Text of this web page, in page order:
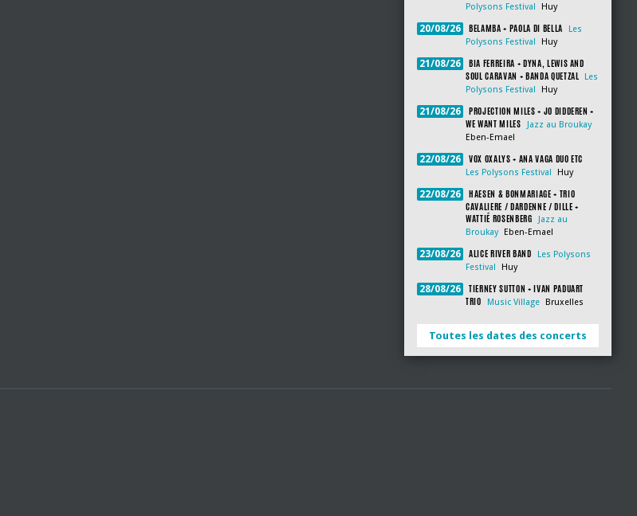
Polysons Festival
Huy
20/08/26 BELAMBA + PAOLA DI BELLA
Les
Polysons Festival
Huy
21/08/26
BIA FERREIRA + DYNA, LEWIS AND
SOUL CARAVAN + BANDA QUETZAL
Les
Polysons Festival
Huy
21/08/26
PROJECTION MILES + JO DIDDEREN +
WE WANT MILES
Jazz au Broukay
Eben-Emael
22/08/26 VOX OXALYS + ANA VAGA DUO ETC
Les Polysons Festival Huy
22/08/26
HAESEN & BONMARIAGE + TRIO
CAVALIERE / DARDENNE / DILLE +
WATTIÉ ROSENBERG
Jazz au
Broukay
Eben-Emael
23/08/26 ALICE RIVER BAND
Les Polysons
Festival
Huy
28/08/26
TIERNEY SUTTON + IVAN PADUART
TRIO
Music Village Bruxelles
Toutes les dates des concerts